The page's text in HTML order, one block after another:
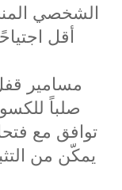
الشخصي
أقل
مسامير قفل
صلباً
توافق مع
يمكّن من